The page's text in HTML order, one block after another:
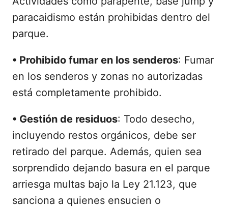
paracaidismo están prohibidas dentro del
parque.
• Prohibido fumar en los senderos: Fumar
en los senderos y zonas no autorizadas
está completamente prohibido.
• Gestión de residuos: Todo desecho,
incluyendo restos orgánicos, debe ser
retirado del parque. Además, quien sea
sorprendido dejando basura en el parque
arriesga multas bajo la Ley 21.123, que
sanciona a quienes ensucien o